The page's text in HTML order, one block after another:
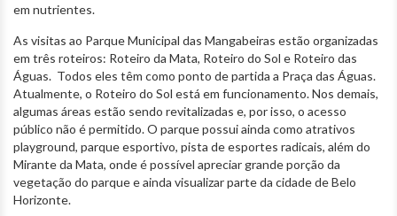
em nutrientes.
As visitas ao Parque Municipal das Mangabeiras estão organizadas
em três roteiros: Roteiro da Mata, Roteiro do Sol e Roteiro das
Águas. Todos eles têm como ponto de partida a Praça das Águas.
Atualmente, o Roteiro do Sol está em funcionamento. Nos demais,
algumas áreas estão sendo revitalizadas e, por isso, o acesso
público não é permitido. O parque possui ainda como atrativos
playground, parque esportivo, pista de esportes radicais, além do
Mirante da Mata, onde é possível apreciar grande porção da
vegetação do parque e ainda visualizar parte da cidade de Belo
Horizonte.